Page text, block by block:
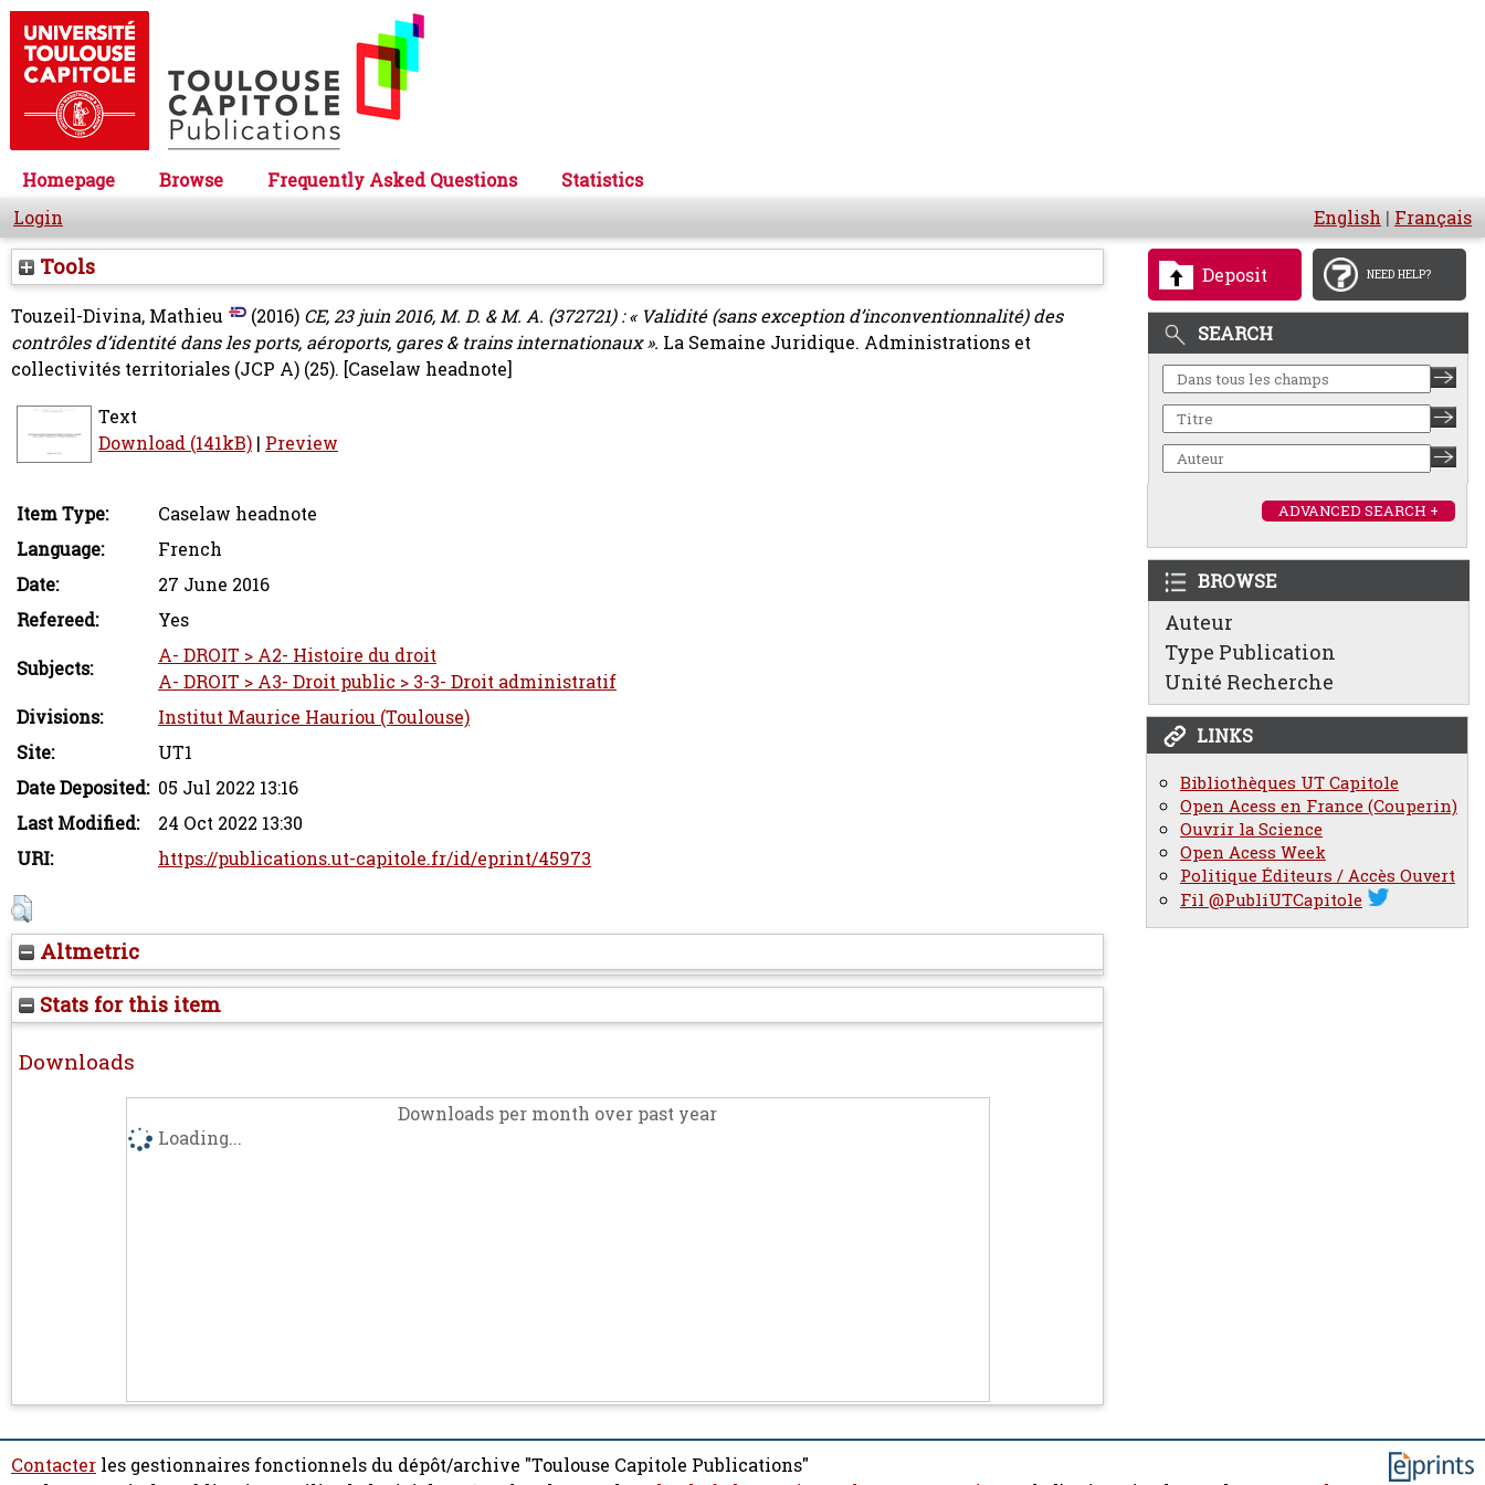
Homepage Browse Frequently Asked Questions
Statistics
Login
English | Français
Deposit NEED HELP?
SEARCH
ADVANCED SEARCH +
BROWSE
Auteur
Type Publication
Unité Recherche
LINKS
Bibliothèques UT Capitole
Open Acess en France (Couperin)
Ouvrir la Science
Open Acess Week
Politique Éditeurs / Accès Ouvert
Fil @PubliUTCapitole
Tools
Touzeil-Divina, Mathieu (2016) CE, 23 juin 2016, M. D. & M. A. (372721) : « Validité (sans exception d’inconventionnalité) des
contrôles d’identité dans les ports, aéroports, gares & trains internationaux ». La Semaine Juridique. Administrations et
collectivités territoriales (JCP A) (25). [Caselaw headnote]
Text
Download (141kB) | Preview
Item Type:
Caselaw headnote
Language:
French
Date:
27 June 2016
Refereed:
Yes
Subjects:
A- DROIT > A2- Histoire du droit
A- DROIT > A3- Droit public > 3-3- Droit administratif
Divisions:
Institut Maurice Hauriou (Toulouse)
Site:
UT1
Date Deposited: 05 Jul 2022 13:16
Last Modified:
24 Oct 2022 13:30
URI:
https://publications.ut-capitole.fr/id/eprint/45973
Altmetric
Stats for this item
Downloads
Downloads per month over past year
Loading...
Contacter les gestionnaires fonctionnels du dépôt/archive "Toulouse Capitole Publications"